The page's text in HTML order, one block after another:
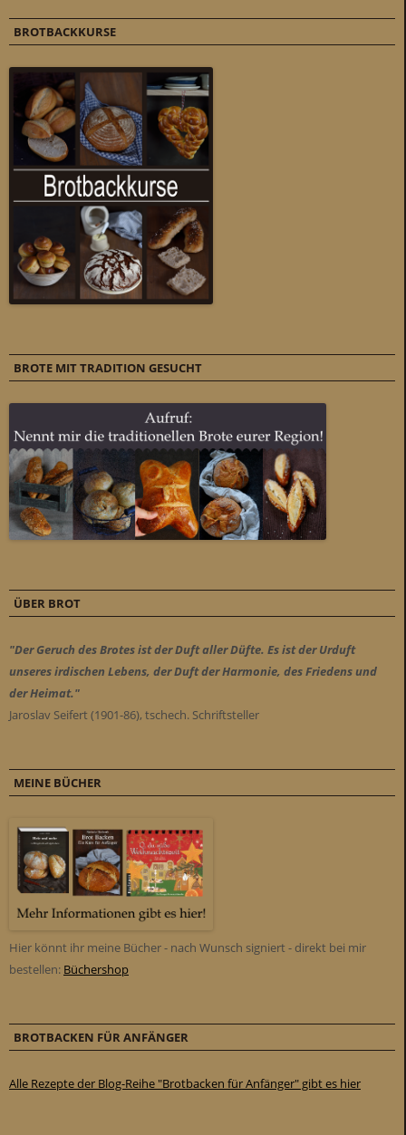
BROTBACKKURSE
BROTE MIT TRADITION GESUCHT
ÜBER BROT
"Der Geruch des Brotes ist der Duft aller Düfte. Es ist der Urduft
unseres irdischen Lebens, der Duft der Harmonie, des Friedens und
der Heimat."
Jaroslav Seifert (1901-86), tschech. Schriftsteller
MEINE BÜCHER
Hier könnt ihr meine Bücher - nach Wunsch signiert - direkt bei mir
bestellen: Büchershop
BROTBACKEN FÜR ANFÄNGER
Alle Rezepte der Blog-Reihe "Brotbacken für Anfänger" gibt es hier